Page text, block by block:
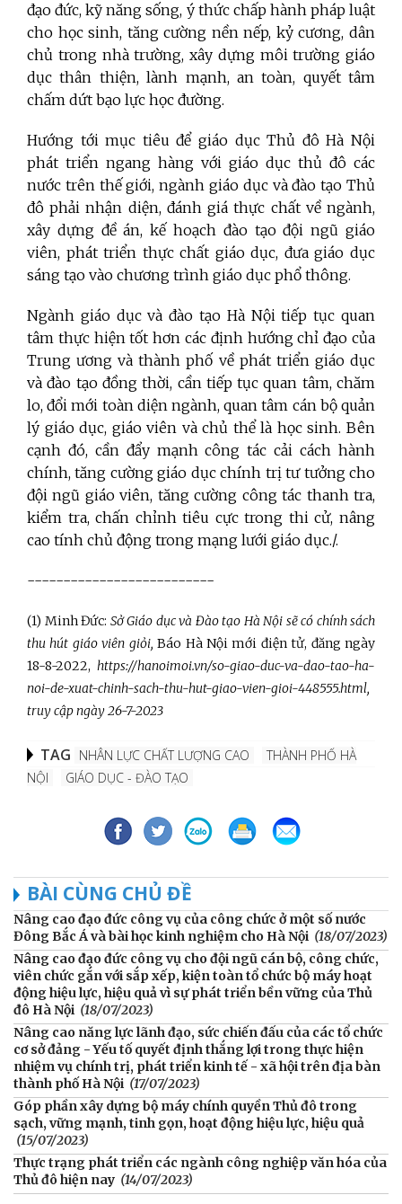
đạo đức, kỹ năng sống, ý thức chấp hành pháp luật
cho học sinh, tăng cường nền nếp, kỷ cương, dân
chủ trong nhà trường, xây dựng môi trường giáo
dục thân thiện, lành mạnh, an toàn, quyết tâm
chấm dứt bạo lực học đường.
Hướng tới mục tiêu để giáo dục Thủ đô Hà Nội
phát triển ngang hàng với giáo dục thủ đô các
nước trên thế giới, ngành giáo dục và đào tạo Thủ
đô phải nhận diện, đánh giá thực chất về ngành,
xây dựng đề án, kế hoạch đào tạo đội ngũ giáo
viên, phát triển thực chất giáo dục, đưa giáo dục
sáng tạo vào chương trình giáo dục phổ thông.
Ngành giáo dục và đào tạo Hà Nội tiếp tục quan
tâm thực hiện tốt hơn các định hướng chỉ đạo của
Trung ương và thành phố về phát triển giáo dục
và đào tạo đồng thời, cần tiếp tục quan tâm, chăm
lo, đổi mới toàn diện ngành, quan tâm cán bộ quản
lý giáo dục, giáo viên và chủ thể là học sinh. Bên
cạnh đó, cần đẩy mạnh công tác cải cách hành
chính, tăng cường giáo dục chính trị tư tưởng cho
đội ngũ giáo viên, tăng cường công tác thanh tra,
kiểm tra, chấn chỉnh tiêu cực trong thi cử, nâng
cao tính chủ động trong mạng lưới giáo dục./.
--------------------------
(1) Minh Đức: Sở Giáo dục và Đào tạo Hà Nội sẽ có chính sách
thu hút giáo viên giỏi,Báo Hà Nội mới điện tử, đăng ngày
18-8-2022, https://hanoimoi.vn/so-giao-duc-va-dao-tao-ha-
noi-de-xuat-chinh-sach-thu-hut-giao-vien-gioi-448555.html,
truy cập ngày 26-7-2023
TAG NHÂN LỰC CHẤT LƯỢNG CAO
THÀNH PHỐ HÀ
NỘI
GIÁO DỤC - ĐÀO TẠO
BÀI CÙNG CHỦ ĐỀ
Nâng cao đạo đức công vụ của công chức ở một số nước
Đông Bắc Á và bài học kinh nghiệm cho Hà Nội (18/07/2023)
Nâng cao đạo đức công vụ cho đội ngũ cán bộ, công chức,
viên chức gắn với sắp xếp, kiện toàn tổ chức bộ máy hoạt
động hiệu lực, hiệu quả vì sự phát triển bền vững của Thủ
đô Hà Nội (18/07/2023)
Nâng cao năng lực lãnh đạo, sức chiến đấu của các tổ chức
cơ sở đảng - Yếu tố quyết định thắng lợi trong thực hiện
nhiệm vụ chính trị, phát triển kinh tế - xã hội trên địa bàn
thành phố Hà Nội (17/07/2023)
Góp phần xây dựng bộ máy chính quyền Thủ đô trong
sạch, vững mạnh, tinh gọn, hoạt động hiệu lực, hiệu quả
(15/07/2023)
Thực trạng phát triển các ngành công nghiệp văn hóa của
Thủ đô hiện nay (14/07/2023)